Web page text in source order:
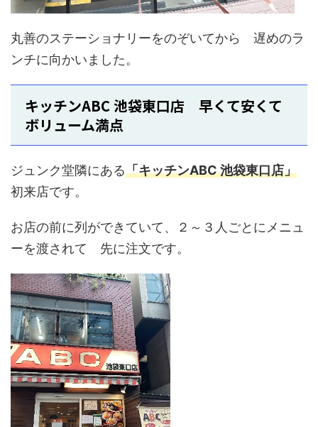
丸善のステーショナリーをのぞいてから 遅めのラ
ンチに向かいました。
キッチンABC 池袋東口店 早くて安くて
ボリューム満点
ジュンク堂隣にある「キッチンABC 池袋東口店」
初来店です。
お店の前に列ができていて、２～３人ごとにメニュ
ーを渡されて 先に注文です。